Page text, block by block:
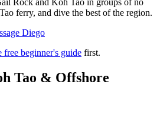
Rock and Koh Tao in groups of no
ferry, and dive the best of the region.
Diego
free beginner's guide first.
Tao & Offshore